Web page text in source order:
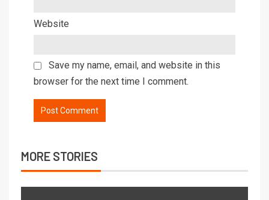
Website
Save my name, email, and website in this
browser for the next time I comment.
MORE STORIES